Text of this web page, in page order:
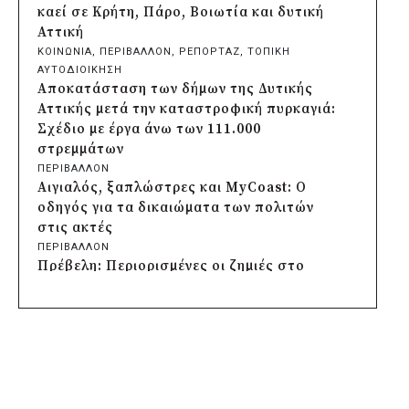
645.000 ευρώ για τη φροντίδα των
αδέσποτων ζώων
πριν από 2 μέρες
Περιφέρεια Θεσσαλίας: Νέος
ιατροτεχνολογικός εξοπλισμός και
αναβάθμιση του ΚΕΦΙΑΠ Καρδίτσας
πριν από 2 μέρες
Δήμος Αθηναίων: 651 δημότες συμμετείχαν
στις δράσεις διατροφικής υποστήριξης
πριν από 2 μέρες
Συνεργασία Περιφέρειας Κρήτης με
Πανεπιστήμιο Κρήτης και ΙΤΕ για
φοιτητικές εστίες και υποδομές
πριν από 2 μέρες
καεί σε Κρήτη, Πάρο, Βοιωτία και δυτική
Αττική
ΚΟΙΝΩΝΙΑ, ΠΕΡΙΒΑΛΛΟΝ , ΡΕΠΟΡΤΑΖ, ΤΟΠΙΚΗ
ΑΥΤΟΔΙΟΙΚΗΣΗ
Αποκατάσταση των δήμων της Δυτικής
Αττικής μετά την καταστροφική πυρκαγιά:
Σχέδιο με έργα άνω των 111.000
στρεμμάτων
ΠΕΡΙΒΑΛΛΟΝ
Αιγιαλός, ξαπλώστρες και MyCoast: Ο
οδηγός για τα δικαιώματα των πολιτών
στις ακτές
ΠΕΡΙΒΑΛΛΟΝ
Πρέβελη: Περιορισμένες οι ζημιές στο
ΠΕΡΙΒΑΛΛΟΝ